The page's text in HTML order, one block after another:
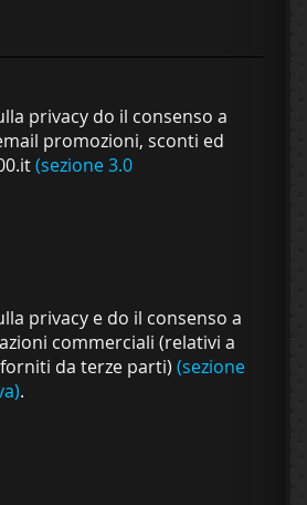
privacy do il consenso a
promozioni, sconti ed
(sezione 3.0
privacy e do il consenso a
commerciali (relativi a
da terze parti) (sezione
.